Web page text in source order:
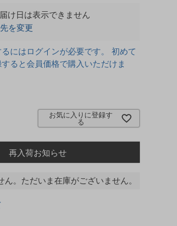
け日は表示できません
を変更
にはログインが必要です。 初めて
ると会員価格で購入いただけま
お気に入りに登録す
る
再入荷お知らせ
ん。ただいま在庫がございません。